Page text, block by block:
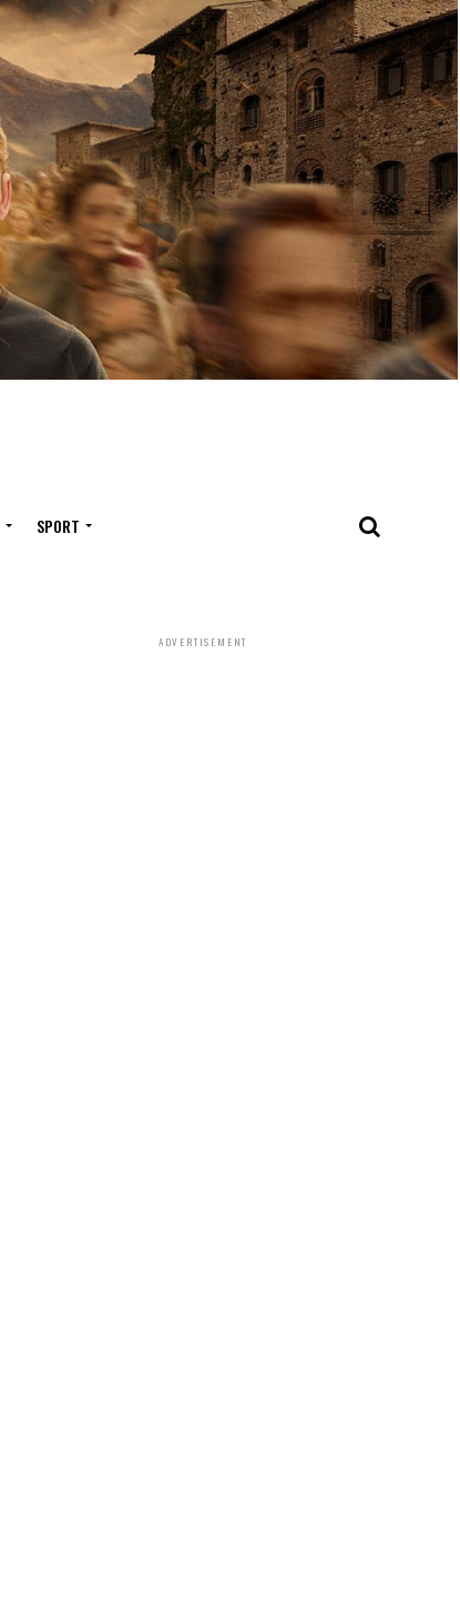
SPORT
ADVERTISEMENT